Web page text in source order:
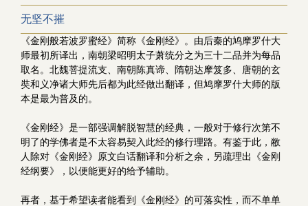
无坚不摧
《金刚般若波罗蜜经》简称《金刚经》。由后秦的鸠摩罗什大
师最初所译出，南朝梁昭明太子萧统分之为三十二品并为每品
取名。北魏菩提流支、南朝陈真谛、隋朝达摩笈多、唐朝的玄
奘和义净诸大师先后都为此经做出翻译，但鸠摩罗什大师的版
本是最为普及的。
《金刚经》是一部强调解脱智慧的经典，一般对于修行次第不
明了的学佛者是不太容易契入此经的修行理路。有鉴于此，敝
人除对《金刚经》原文白话翻译和分析之余，另疏理出《金刚
经纲要》，以便能更好的给予辅助。
再者，基于希望读者能看到《金刚经》的可落实性，而不单单